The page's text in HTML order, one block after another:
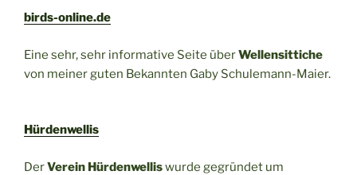
birds-online.de
Eine sehr, sehr informative Seite überWellensittiche
von meiner guten Bekannten Gaby Schulemann-Maier.
Hürdenwellis
DerVerein Hürdenwelliswurde gegründet um